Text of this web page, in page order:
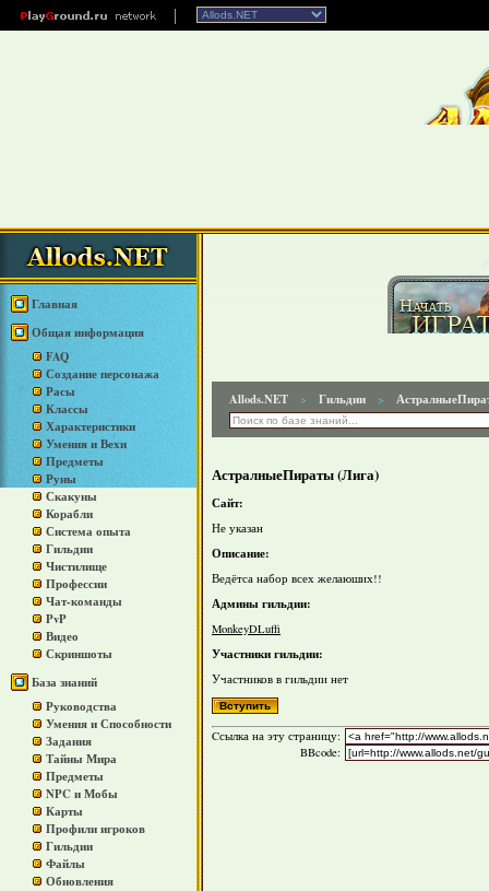
Главная
Общая информация
FAQ
Создание персонажа
Расы
Классы
Характеристики
Умения и Вехи
Предметы
Руны
Скакуны
Корабли
Система опыта
Гильдии
Чистилище
Профессии
Чат-команды
PvP
Видео
Скриншоты
База знаний
Руководства
Умения и Способности
Задания
Тайны Мира
Предметы
NPC и Мобы
Карты
Профили игроков
Гильдии
Файлы
Обновления
Allods.NET > Гильдии >
АстралныеПираты (Лига)
Сайт:
Не указан
Описание:
Ведётса набор всех желаюших!!
Админы гильдии:
MonkeyDLuffi
Участники гильдии:
Участников в гильдии нет
Cсылка на эту страницу:
BBcode: